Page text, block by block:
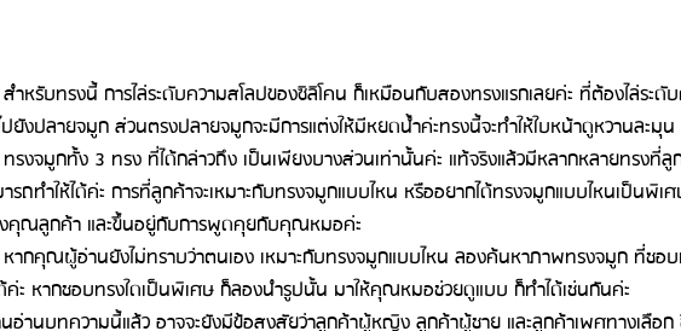
ทรงนี้ การไล่ระดับความสโลปของซิลิโคน ก็เหมือนกับสองทรงแรกเลยค่ะ ที่ต้องไล่ระดั
ปยังปลายจมูก ส่วนตรงปลายจมูกจะมีการแต่งให้มีหยดน้ำค่ะทรงนี้จะทำให้ใบหน้าดูหวานละมุ
กทั้ง 3 ทรง ที่ได้กล่าวถึง เป็นเพียงบางส่วนเท่านั้นค่ะ แท้จริงแล้วมีหลากหลายทรงที่
รถทำให้ได้ค่ะ การที่ลูกค้าจะเหมาะกับทรงจมูกแบบไหน หรืออยากได้ทรงจมูกแบบไหนเป็นพิ
คุณลูกค้า และขึ้นอยู่กับการพูดคุยกับคุณหมอค่ะ
ผู้อ่านยังไม่ทราบว่าตนเอง เหมาะกับทรงจมูกแบบไหน ลองค้นหาภาพทรงจมูก ที่ชอบ
ค่ะ หากชอบทรงใดเป็นพิเศษ ก็ลองนำรูปนั้น มาให้คุณหมอช่วยดูแบบ ก็ทำได้เช่นกันค่ะ